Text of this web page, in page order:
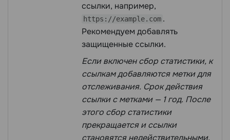
ссылки, например,
https://example.com .
Рекомендуем добавлять
защищенные ссылки.
Если включен сбор статистики, к
ссылкам добавляются метки для
отслеживания. Срок действия
ссылки с метками — 1 год. После
этого сбор статистики
прекращается и ссылки
становятся недействительными.